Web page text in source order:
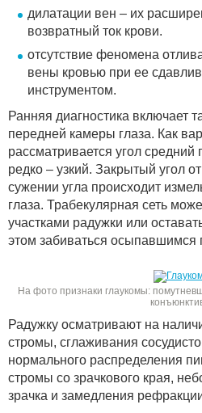
дилатации вен – их
возвратный ток крови.
отсутствие феномена
вены кровью при ее
инструментом.
Ранняя диагностика включает
передней камеры глаза. Как
рассматривается угол
редко – узкий. Закрытый угол
сужении угла происходит
глаза. Трабекулярная сеть
участками радужки или
этом забиваться осыпавшимся
На фото признаки глаукомы:
Радужку осматривают на
стромы, сглаживания
нормального распределения
стромы со зрачкового края,
зрачка и замедления